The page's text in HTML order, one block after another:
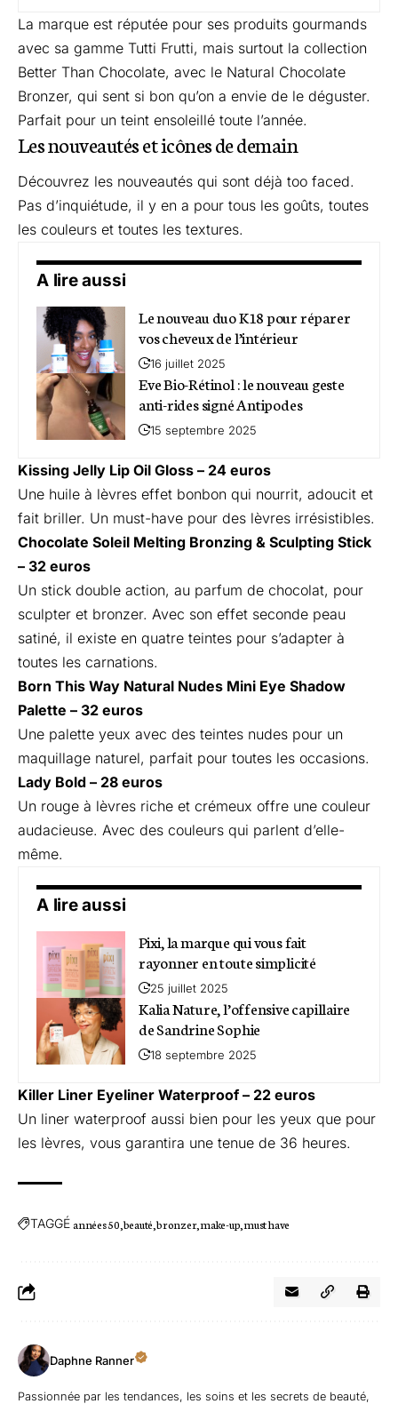
La marque est réputée pour ses produits gourmands
avec sa gamme Tutti Frutti, mais surtout la collection
Better Than Chocolate, avec le Natural Chocolate
Bronzer, qui sent si bon qu’on a envie de le déguster.
Parfait pour un teint ensoleillé toute l’année.
Les nouveautés et icônes de demain
Découvrez les nouveautés qui sont déjà too faced.
Pas d’inquiétude, il y en a pour tous les goûts, toutes
les couleurs et toutes les textures.
A lire aussi
Le nouveau duo K18 pour réparer
vos cheveux de l’intérieur
16 juillet 2025
Eve Bio-Rétinol : le nouveau geste
anti-rides signé Antipodes
15 septembre 2025
Kissing Jelly Lip Oil Gloss – 24 euros
Une huile à lèvres effet bonbon qui nourrit, adoucit et
fait briller. Un must-have pour des lèvres irrésistibles.
Chocolate Soleil Melting Bronzing & Sculpting Stick
– 32 euros
Un stick double action, au parfum de chocolat, pour
sculpter et bronzer. Avec son effet seconde peau
satiné, il existe en quatre teintes pour s’adapter à
toutes les carnations.
Born This Way Natural Nudes Mini Eye Shadow
Palette – 32 euros
Une palette yeux avec des teintes nudes pour un
maquillage naturel, parfait pour toutes les occasions.
Lady Bold – 28 euros
Un rouge à lèvres riche et crémeux offre une couleur
audacieuse. Avec des couleurs qui parlent d’elle-
même.
A lire aussi
Pixi, la marque qui vous fait
rayonner en toute simplicité
25 juillet 2025
Kalia Nature, l’offensive capillaire
de Sandrine Sophie
18 septembre 2025
Killer Liner Eyeliner Waterproof– 22 euros
Un liner waterproof aussi bien pour les yeux que pour
les lèvres, vous garantira une tenue de 36 heures.
TAGGÉannées 50 beauté bronzer make-up must have
Daphne Ranner
Passionnée par les tendances, les soins et les secrets de beauté,